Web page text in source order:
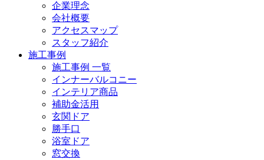
企業理念
会社概要
アクセスマップ
スタッフ紹介
施工事例
施工事例 一覧
インナーバルコニー
インテリア商品
補助金活用
玄関ドア
勝手口
浴室ドア
窓交換